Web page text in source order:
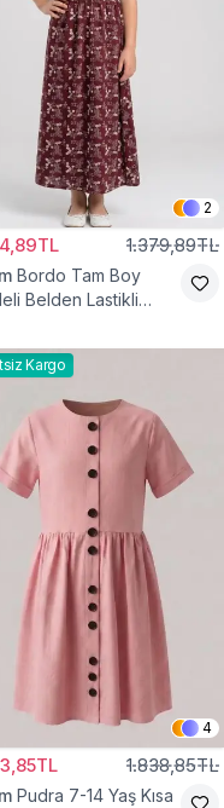
2
1.379,89TL
Bordo Tam Boy
Belden Lastikli
Kargo
4
1.838,85TL
Pudra 7-14 Yaş Kısa